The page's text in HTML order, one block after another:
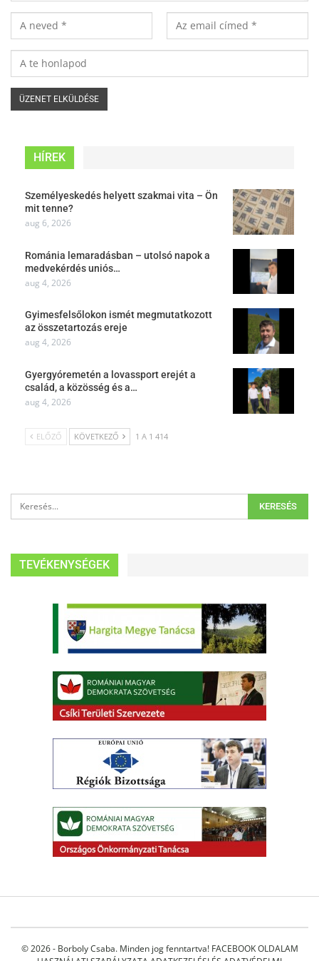
HÍREK
Személyeskedés helyett szakmai vita – Ön
mit tenne?
aug 6, 2026
Románia lemaradásban – utolsó napok a
medvekérdés uniós…
aug 4, 2026
Gyimesfelsőlokon ismét megmutatkozott
az összetartozás ereje
aug 4, 2026
Gyergyóremetén a lovassport erejét a
család, a közösség és a…
aug 4, 2026
ELŐZŐ KÖVETKEZŐ 1 A 1 414
TEVÉKENYSÉGEK
© 2026 - Borboly Csaba. Minden jog fenntartva! FACEBOOK OLDALAM